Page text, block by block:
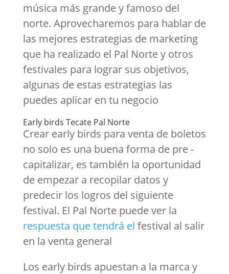
música más grande y famoso del
norte. Aprovecharemos para hablar de
las mejores estrategias de marketing
que ha realizado el Pal Norte y otros
festivales para lograr sus objetivos,
algunas de estas estrategias las
puedes aplicar en tu negocio
Early birds Tecate Pal Norte
Crear early birds para venta de boletos
no solo es una buena forma de pre -
capitalizar, es también la oportunidad
de empezar a recopilar datos y
predecir los logros del siguiente
festival. El Pal Norte puede ver la
respuesta que tendrá el festival al salir
en la venta general
Los early birds apuestan a la marca y